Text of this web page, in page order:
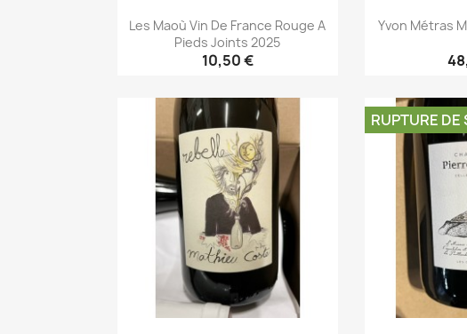
Les Maoù Vin De France Rouge A
Pieds Joints 2025
10,50 €
Aperçu rapide
Yvon Métras

RUPTURE DE